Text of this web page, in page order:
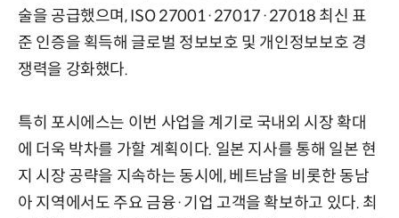
술을 공급했으며, ISO 27001·27017·27018 최신 표
준 인증을 획득해 글로벌 정보보호 및 개인정보보호 경
쟁력을 강화했다.
특히 포시에스는 이번 사업을 계기로 국내외 시장 확대
에 더욱 박차를 가할 계획이다. 일본 지사를 통해 일본 현
지 시장 공략을 지속하는 동시에, 베트남을 비롯한 동남
아 지역에서도 주요 금융·기업 고객을 확보하고 있다. 최